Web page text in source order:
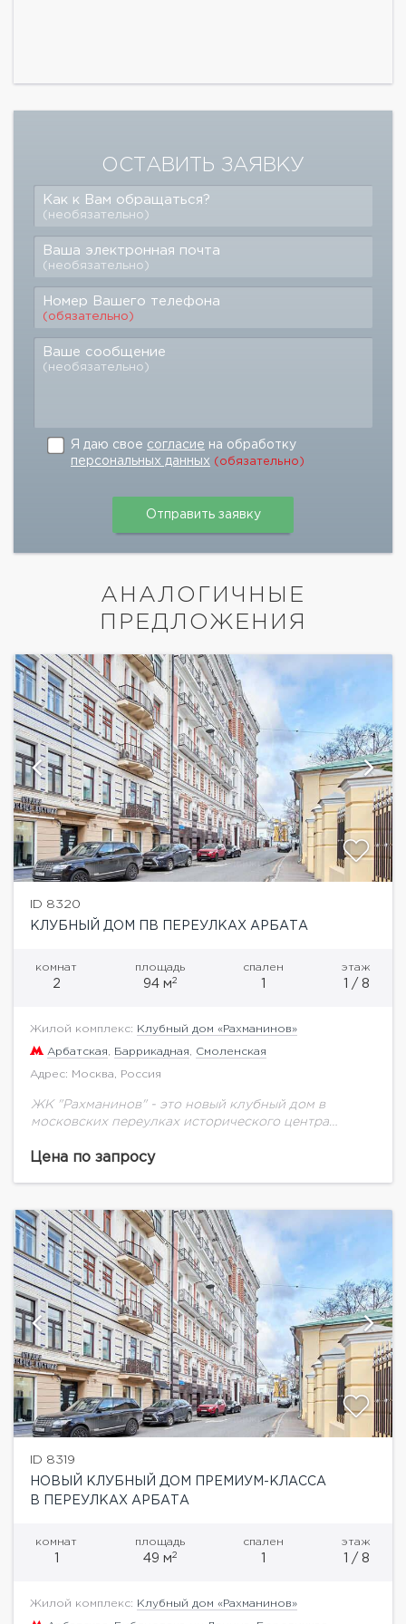
ОСТАВИТЬ ЗАЯВКУ
Как к Вам обращаться?
(необязательно)
Ваша электронная почта
(необязательно)
Номер Вашего телефона
(обязательно)
Ваше сообщение
(необязательно)
Я даю свое согласие на обработку
персональных данных (обязательно)
АНАЛОГИЧНЫЕ
ПРЕДЛОЖЕНИЯ
ID 8320
КЛУБНЫЙ ДОМ ПВ ПЕРЕУЛКАХ АРБАТА
комнат
2
площадь
94 м2
спален
1
этаж
1 / 8
Жилой комплекс: Клубный дом «Рахманинов»
Арбатская Баррикадная Смоленская
Адрес: Москва, Россия
ЖК "Рахманинов" - это новый клубный дом в
московских переулках исторического центра
старомосковской архитектуры и прогрессивные
Цена по запросу
ID 8319
НОВЫЙ КЛУБНЫЙ ДОМ ПРЕМИУМ-КЛАССА
В ПЕРЕУЛКАХ АРБАТА
комнат
1
площадь
49 м2
спален
1
этаж
1 / 8
Жилой комплекс: Клубный дом «Рахманинов»